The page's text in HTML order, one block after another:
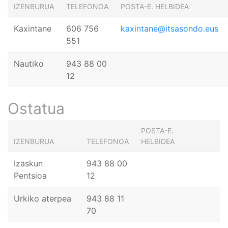
IZENBURUA TELEFONOA POSTA-E. HELBIDEA
Kaxintane
606 756
551
kaxintane@itsasondo.eus
Nautiko
943 88 00
12
Ostatua
IZENBURUA TELEFONOA
POSTA-E.
HELBIDEA
Izaskun
Pentsioa
943 88 00
12
Urkiko aterpea
943 88 11
70